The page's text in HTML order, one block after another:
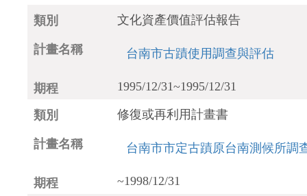
文化資產價值評估報告
台南市古蹟使用調查與評估
1995/12/31~1995/12/31
修復或再利用計畫書
台南市市定古蹟原台南測候所調
~1998/12/31